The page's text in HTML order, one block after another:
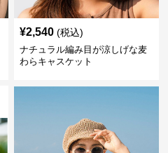
¥2,540 (税込)
ナチュラル編み目が涼しげな麦
わらキャスケット